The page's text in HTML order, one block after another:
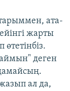
ата-
жарты
деген
ал да,